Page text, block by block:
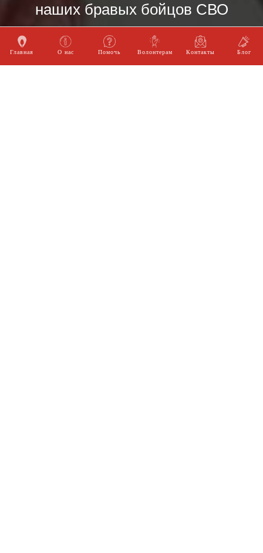
Главная О нас Помочь Волонтерам Контакты Блог
наших бравых бойцов СВО
УЗНАТЬ БОЛЬШЕ